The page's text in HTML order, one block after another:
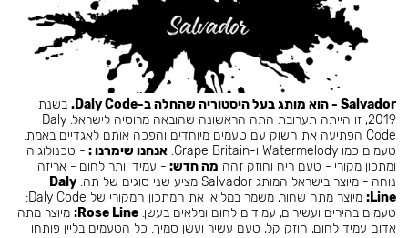
Salvador - הוא מותג בעל היסטוריה שהחלה ב-Daly Code.
בשנת
2019, זו הייתה תערובת התה הראשונה שהובאה מרוסיה לישראל. Daly
Code הפתיעה את השוק עם טעמים מיוחדים והפכה אותם לאגדיים באמת.
טעמים כמו Watermelody ו-Grape Britain.
אנחנו שימרנו : - טכנולוגיה
ומתכון מקורי - טעם ריח וחוזק זהה מה חדש: - עמיד יותר לחום - אריזה
נוחה - מיוצר בישראל המותג Salvador מציע שני סוגים של תה:
Daly
Line:
מיוצר מתה שחור, משמר במלואו את המתכון המקורי של Daly Code:
טעמים בהירים ועשירים, עמידים לחום ומלאים בעשן.Rose Line: מיוצר מתה
אדום עמיד לחום, חוזק קל, טעם עשיר ועשן סמיך. כל הטעמים בליין פותחו